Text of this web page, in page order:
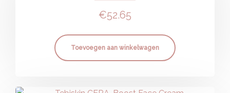
€52.65
Toevoegen aan winkelwagen